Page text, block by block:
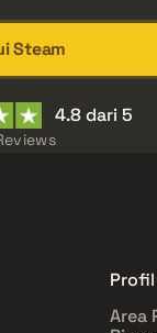
Steam
4.8 dari 5
Profil
Area